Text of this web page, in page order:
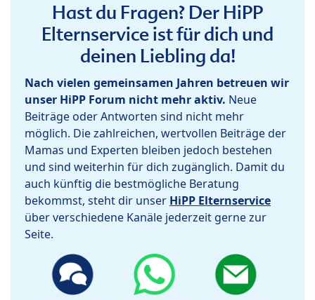
Hast du Fragen? Der HiPP
Elternservice ist für dich und
deinen Liebling da!
Nach vielen gemeinsamen Jahren betreuen wir
unser HiPP Forum nicht mehr aktiv. Neue
Beiträge oder Antworten sind nicht mehr
möglich. Die zahlreichen, wertvollen Beiträge der
Mamas und Experten bleiben jedoch bestehen
und sind weiterhin für dich zugänglich. Damit du
auch künftig die bestmögliche Beratung
bekommst, steht dir unser HiPP Elternservice
über verschiedene Kanäle jederzeit gerne zur
Seite.